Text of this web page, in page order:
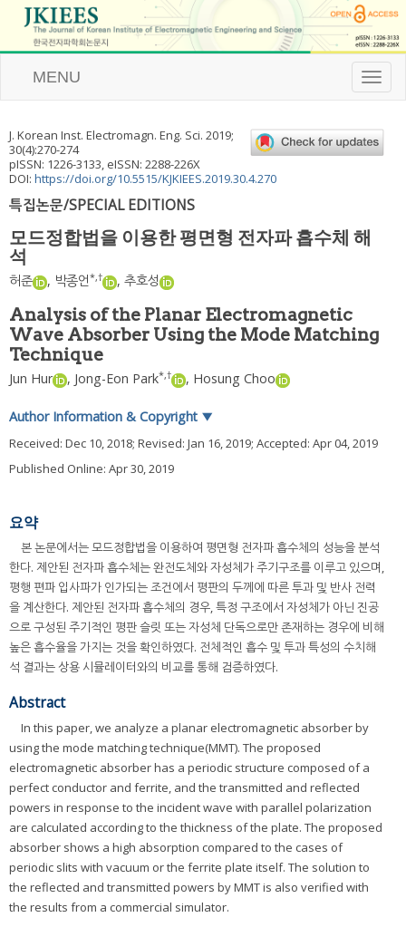
T
o
l
e
MENU
J. Korean Inst. Electromagn. Eng. Sci. 2019;
30(4):270-274
pISSN: 1226-3133, eISSN: 2288-226X
DOI: https://doi.org/10.5515/KJKIEES.2019.30.4.270
특집논문/SPECIAL EDITIONS
모드정합법을 이용한 평면형 전자파 흡수체 해
석
허준 , 박종언*,† , 추호성
Analysis of the Planar Electromagnetic
Wave Absorber Using the Mode Matching
Technique
Jun Hur , Jong-Eon Park*,† , Hosung Choo
Author Information & Copyright ▼
Received: Dec 10, 2018; Revised: Jan 16, 2019; Accepted: Apr 04, 2019
Published Online: Apr 30, 2019
요약
본 논문에서는 모드정합법을 이용하여 평면형 전자파 흡수체의 성능을 분석
한다. 제안된 전자파 흡수체는 완전도체와 자성체가 주기구조를 이루고 있으며,
평행 편파 입사파가 인가되는 조건에서 평판의 두께에 따른 투과 및 반사 전력
을 계산한다. 제안된 전자파 흡수체의 경우, 특정 구조에서 자성체가 아닌 진공
으로 구성된 주기적인 평판 슬릿 또는 자성체 단독으로만 존재하는 경우에 비해
높은 흡수율을 가지는 것을 확인하였다. 전체적인 흡수 및 투과 특성의 수치해
석 결과는 상용 시뮬레이터와의 비교를 통해 검증하였다.
Abstract
In this paper, we analyze a planar electromagnetic absorber by
using the mode matching technique(MMT). The proposed
electromagnetic absorber has a periodic structure composed of a
perfect conductor and ferrite, and the transmitted and reflected
powers in response to the incident wave with parallel polarization
are calculated according to the thickness of the plate. The proposed
absorber shows a high absorption compared to the cases of
periodic slits with vacuum or the ferrite plate itself. The solution to
the reflected and transmitted powers by MMT is also verified with
the results from a commercial simulator.